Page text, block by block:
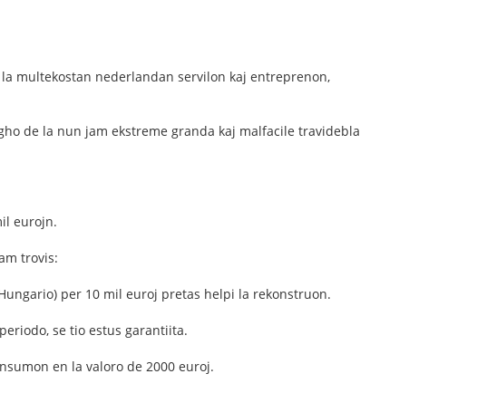
multekostan nederlandan servilon kaj entreprenon,
de la nun jam ekstreme granda kaj malfacile travidebla
eurojn.
trovis:
per 10 mil euroj pretas helpi la rekonstruon.
se tio estus garantiita.
en la valoro de 2000 euroj.